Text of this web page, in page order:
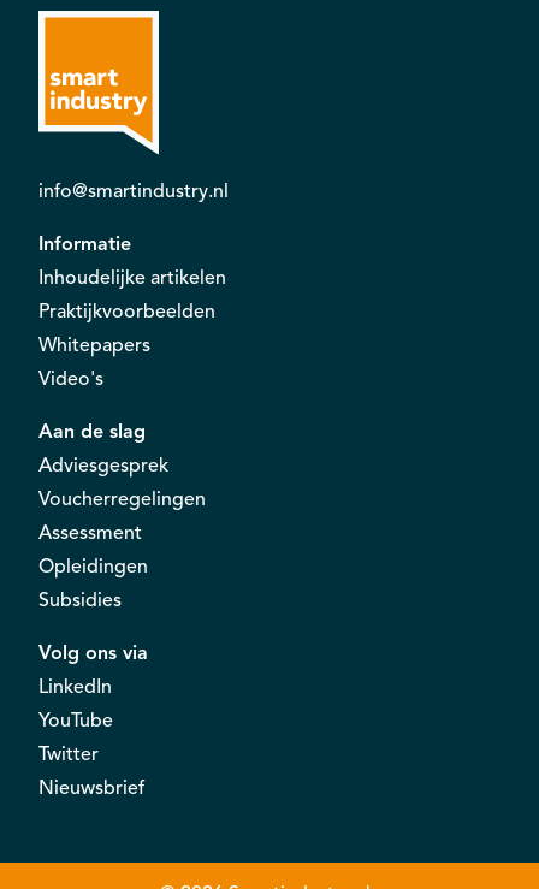
info@smartindustry.nl
Informatie
Inhoudelijke artikelen
Praktijkvoorbeelden
Whitepapers
Video's
Aan de slag
Adviesgesprek
Voucherregelingen
Assessment
Opleidingen
Subsidies
Volg ons via
LinkedIn
YouTube
Twitter
Nieuwsbrief